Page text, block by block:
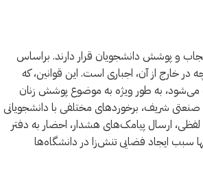
و پوشش دانشجویان قرار دارند. براساس
خارج از آن، اجباری است. این قوانین، که
می‌شود، به طور ویژه به موضوع پوشش زنان
شریف، برخوردهای مختلفی با دانشجویانی
ارسال پیامک‌های هشدار، احضار به دفتر
سبب ایجاد فضایی تنش‌زا در دانشگاه‌ها